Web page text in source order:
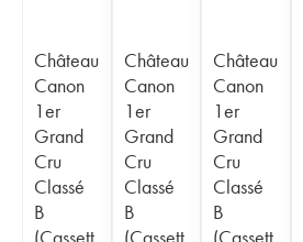
Château
Canon
1er
Grand
Cru
Classé
B
(Cassett
Château
Canon
1er
Grand
Cru
Classé
B
(Cassett
Château
Canon
1er
Grand
Cru
Classé
B
(Cassett